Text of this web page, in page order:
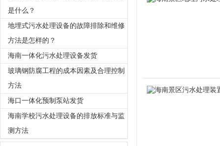
是什么？
地埋式污水处理设备的故障排除和维修
方法是怎样的？
海南一体化污水处理设备发货
玻璃钢防腐工程的成本因素及合理控制
方法
海口一体化预制泵站发货
海南学校污水处理设备的排放标准与监
测方法